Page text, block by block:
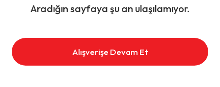
Aradığın sayfaya şu an ulaşılamıyor.
Alışverişe Devam Et